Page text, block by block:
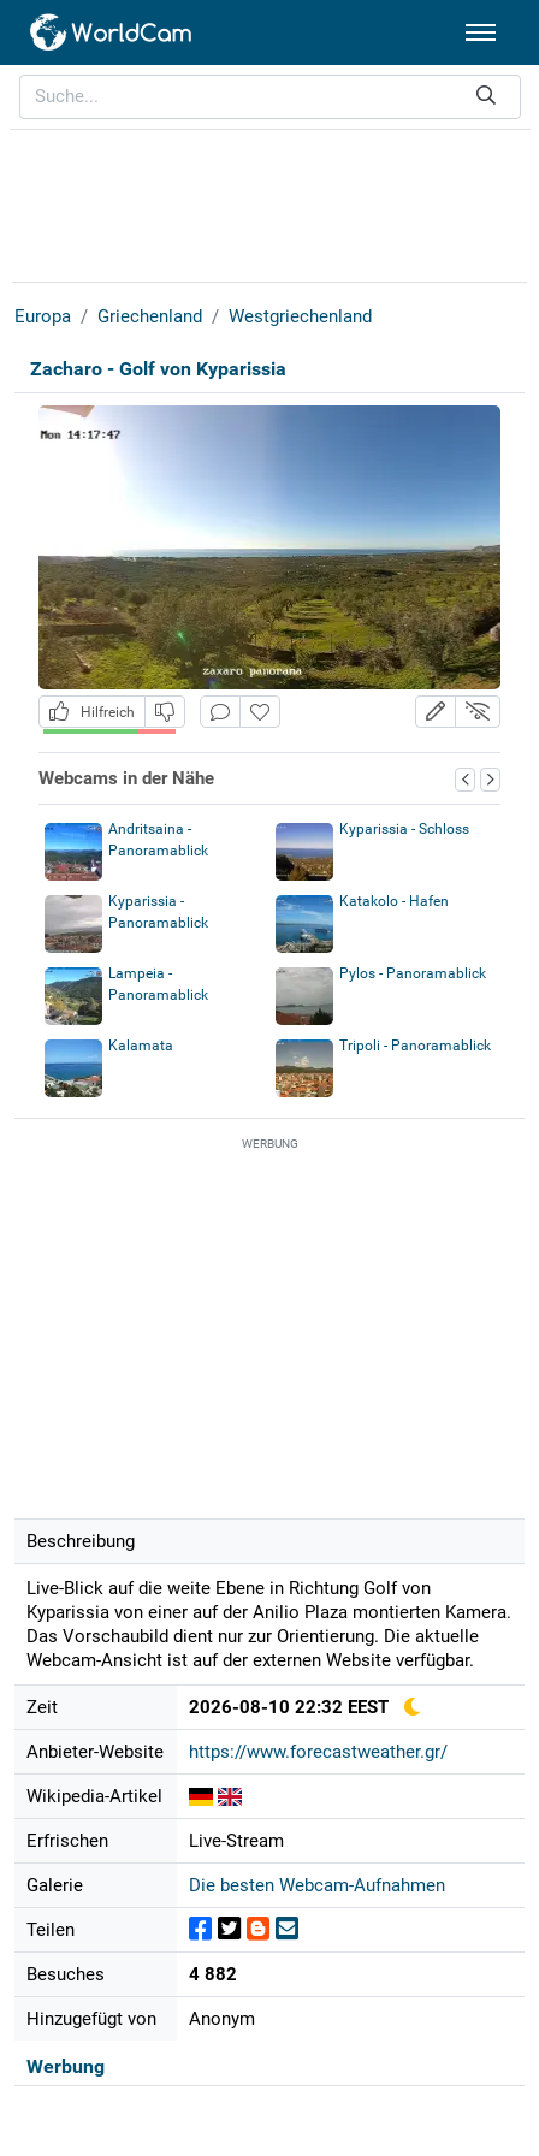
Europa Griechenland Westgriechenland
Zacharo - Golf von Kyparissia
Hilfreich
Webcams in der Nähe
Andritsaina -
Panoramablick
Kyparissia - Schloss
Kyparissia -
Panoramablick
Katakolo - Hafen
Lampeia -
Panoramablick
Pylos - Panoramablick
Kalamata Tripoli - Panoramablick
WERBUNG
Beschreibung
Live-Blick auf die weite Ebene in Richtung Golf von
Kyparissia von einer auf der Anilio Plaza montierten Kamera.
Das Vorschaubild dient nur zur Orientierung. Die aktuelle
Webcam-Ansicht ist auf der externen Website verfügbar.
Zeit 2026-08-10 22:32 EEST
Anbieter-Website https://www.forecastweather.gr/
Wikipedia-Artikel
Erfrischen Live-Stream
Galerie Die besten Webcam-Aufnahmen
Teilen
Besuches 4 882
Hinzugefügt von Anonym
Werbung